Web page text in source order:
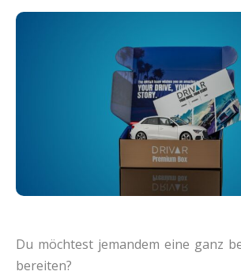
Du möchtest jemandem eine ganz
bereiten?